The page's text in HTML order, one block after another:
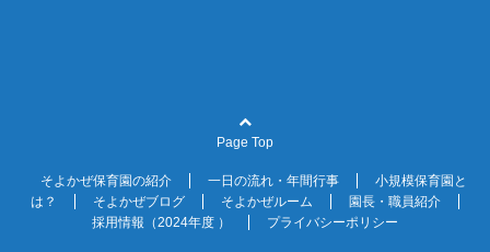
Page Top
そよかぜ保育園の紹介 一日の流れ・年間行事
小規模保育園と
は？
そよかぜブログ そよかぜルーム
園長・職員紹介
採用情報（2024年度 ）
プライバシーポリシー